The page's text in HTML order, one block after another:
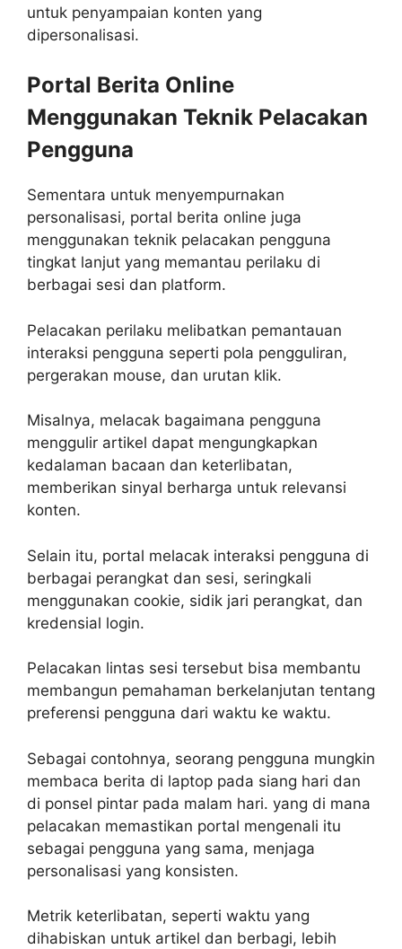
untuk penyampaian konten yang
dipersonalisasi.
Portal Berita Online
Menggunakan Teknik Pelacakan
Pengguna
Sementara untuk menyempurnakan
personalisasi, portal berita online juga
menggunakan teknik pelacakan pengguna
tingkat lanjut yang memantau perilaku di
berbagai sesi dan platform.
Pelacakan perilaku melibatkan pemantauan
interaksi pengguna seperti pola pengguliran,
pergerakan mouse, dan urutan klik.
Misalnya, melacak bagaimana pengguna
menggulir artikel dapat mengungkapkan
kedalaman bacaan dan keterlibatan,
memberikan sinyal berharga untuk relevansi
konten.
Selain itu, portal melacak interaksi pengguna di
berbagai perangkat dan sesi, seringkali
menggunakan cookie, sidik jari perangkat, dan
kredensial login.
Pelacakan lintas sesi tersebut bisa membantu
membangun pemahaman berkelanjutan tentang
preferensi pengguna dari waktu ke waktu.
Sebagai contohnya, seorang pengguna mungkin
membaca berita di laptop pada siang hari dan
di ponsel pintar pada malam hari. yang di mana
pelacakan memastikan portal mengenali itu
sebagai pengguna yang sama, menjaga
personalisasi yang konsisten.
Metrik keterlibatan, seperti waktu yang
dihabiskan untuk artikel dan berbagi, lebih